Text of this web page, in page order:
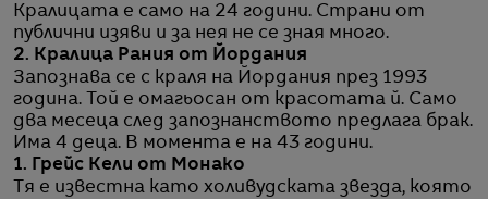
Кралицата е само на 24 години. Страни от
публични изяви и за нея не се зная много.
2. Кралица Рания от Йордания
Запознава се с краля на Йордания през 1993
година. Той е омагьосан от красотата й. Само
два месеца след запознанството предлага брак.
Има 4 деца. В момента е на 43 години.
1. Грейс Кели от Монако
Тя е известна като холивудската звезда, която